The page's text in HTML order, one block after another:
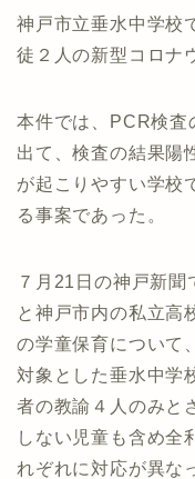
神戸市立垂水中学校
徒２人の新型コロナ
本件では、PCR検査
出て、検査の結果陽
が起こりやすい学校
る事案であった。
７月21日の神戸新
と神戸市内の私立高
の学童保育について
対象とした垂水中学
者の教諭４人のみと
しない児童も含め全
れぞれに対応が異な